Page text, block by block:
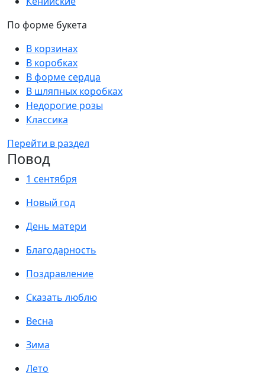
По форме букета
В корзинах
В коробках
В форме сердца
В шляпных коробках
Недорогие розы
Классика
Перейти в раздел
Повод
1 сентября
Новый год
День матери
Благодарность
Поздравление
Сказать люблю
Весна
Зима
Лето